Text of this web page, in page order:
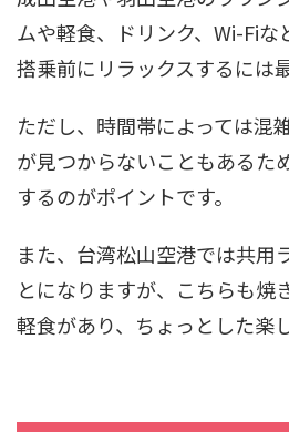
ムや軽食、ドリンク、Wi-Fiな
搭乗前にリラックスするには
ただし、時間帯によっては混
が見つからないこともあるた
するのがポイントです。
また、台湾松山空港では共用
とになりますが、こちらも焼
軽食があり、ちょっとした楽